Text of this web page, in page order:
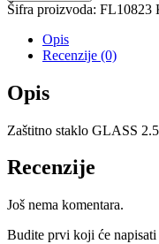
Šifra proizvoda: FL10823
Opis
Recenzije (0)
Opis
Zaštitno staklo GLASS
Recenzije
Još nema komentara.
Budite prvi koji će